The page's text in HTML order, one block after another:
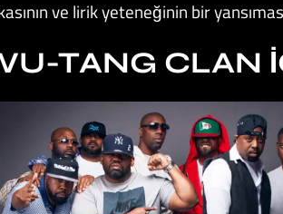
ve lirik yeteneğinin bir
TANG CLAN